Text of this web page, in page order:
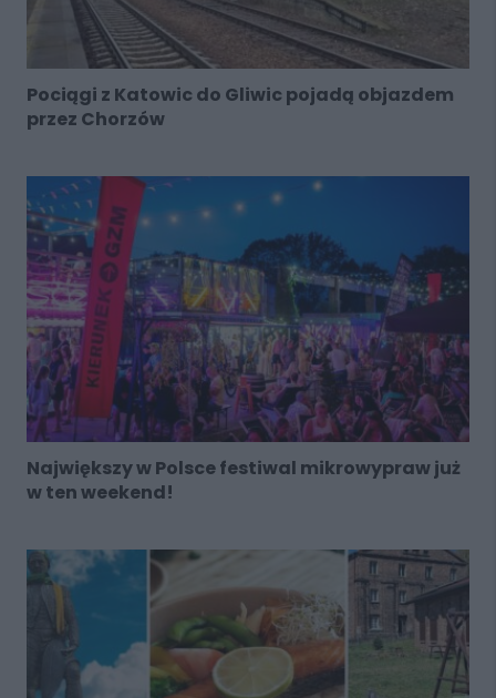
Pociągi z Katowic do Gliwic pojadą objazdem
przez Chorzów
Największy w Polsce festiwal mikrowypraw już
w ten weekend!